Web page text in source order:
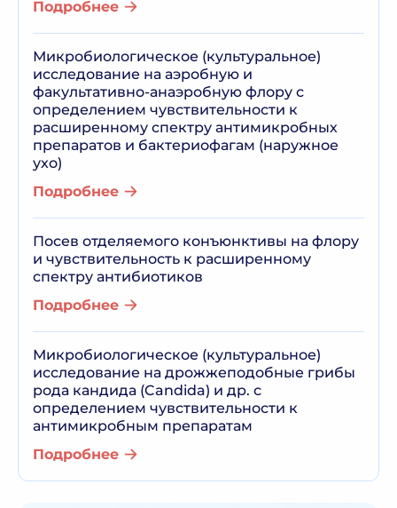
Подробнее
Микробиологическое (культуральное)
исследование на аэробную и
факультативно-анаэробную флору с
определением чувствительности к
расширенному спектру антимикробных
препаратов и бактериофагам (наружное
ухо)
Подробнее
Посев отделяемого конъюнктивы на флору
и чувствительность к расширенному
спектру антибиотиков
Подробнее
Микробиологическое (культуральное)
исследование на дрожжеподобные грибы
рода кандида (Candida) и др. с
определением чувствительности к
антимикробным препаратам
Подробнее